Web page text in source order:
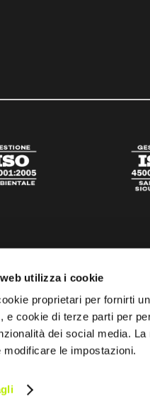
utilizza i cookie
proprietari per fornirti
e cookie di terze parti per
dei social media.
modificare le impostazioni.
aiuti di stato